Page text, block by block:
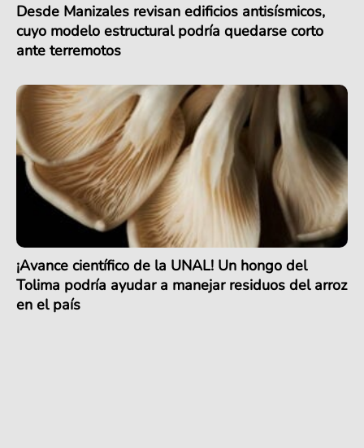
Desde Manizales revisan edificios antisísmicos,
cuyo modelo estructural podría quedarse corto
ante terremotos
¡Avance científico de la UNAL! Un hongo del
Tolima podría ayudar a manejar residuos del arroz
en el país